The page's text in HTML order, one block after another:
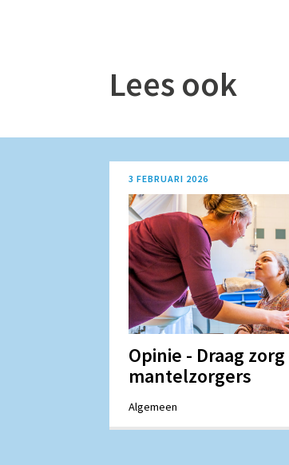
Lees ook
3 FEBRUARI 2026
Opinie - Draag
mantelzorgers
Algemeen